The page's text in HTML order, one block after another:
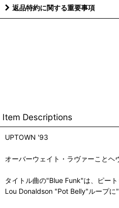
返品特約に関する重要事項
Item Descriptions
UPTOWN '93
オーバーウェイト・ラヴァーことヘ
タイトル曲の"Blue Funk"は、ピー
Lou Donaldson "Pot Belly"ループに